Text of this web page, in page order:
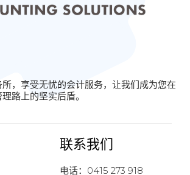
，享受无忧的会计服务，让我们成为您在
路上的坚实后盾。
联系我们
电话：0415 273 918